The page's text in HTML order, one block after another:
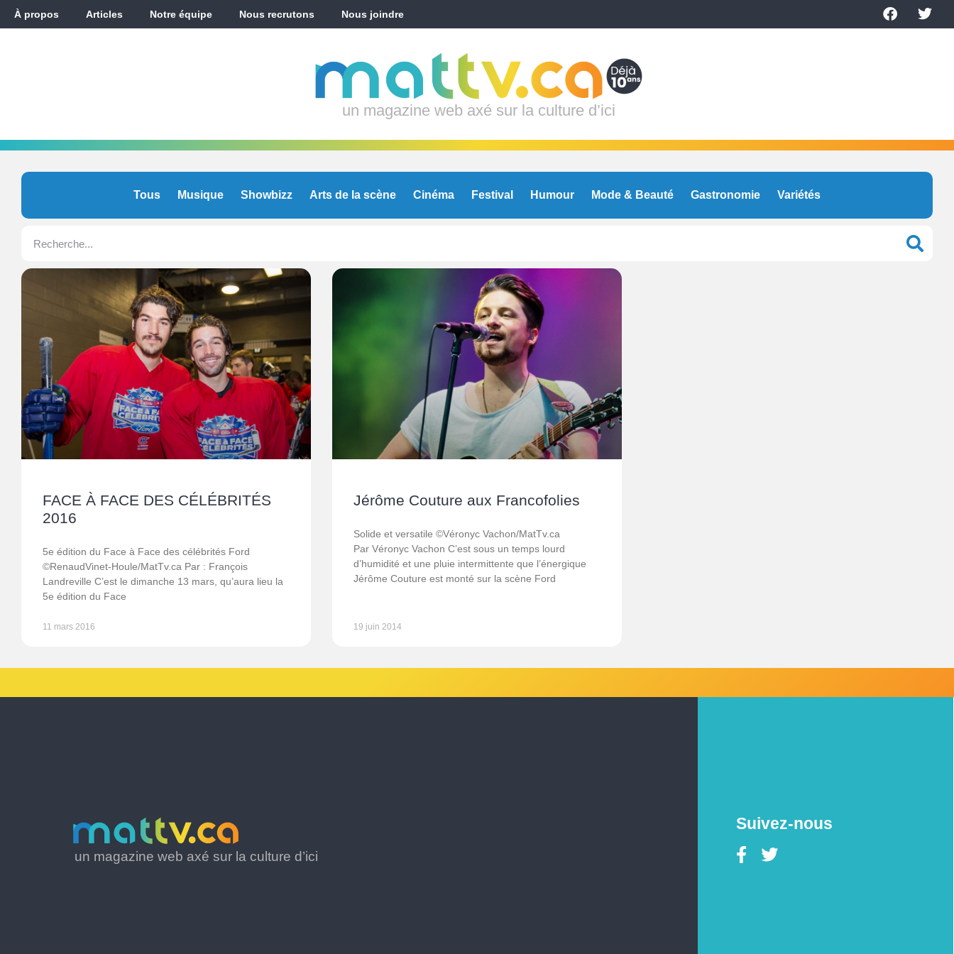
À propos Articles Notre équipe Nous recrutons Nous joindre
un magazine web axé sur la culture d’ici
Tous Musique Showbizz Arts de la scène Cinéma Festival Humour Mode & Beauté Gastronomie Variétés
FACE À FACE DES CÉLÉBRITÉS
2016
5e édition du Face à Face des célébrités Ford
©RenaudVinet-Houle/MatTv.ca Par : François
Landreville C’est le dimanche 13 mars, qu’aura lieu la
5e édition du Face
11 mars 2016
Jérôme Couture aux Francofolies
Solide et versatile ©Véronyc Vachon/MatTv.ca
Par Véronyc Vachon C’est sous un temps lourd
d’humidité et une pluie intermittente que l’énergique
Jérôme Couture est monté sur la scène Ford
19 juin 2014
un magazine web axé sur la culture d’ici
Suivez-nous